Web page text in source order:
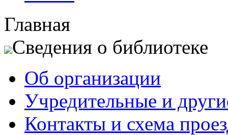
Главная
Сведения о библиотеке
Об организации
Учредительные и
Контакты и схема